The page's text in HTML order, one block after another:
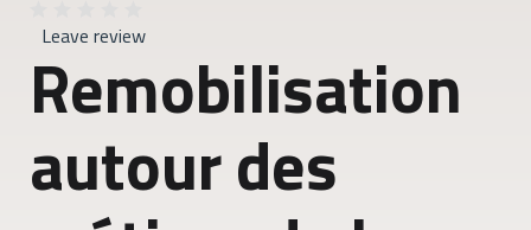
Leave review
Remobilisation
autour des